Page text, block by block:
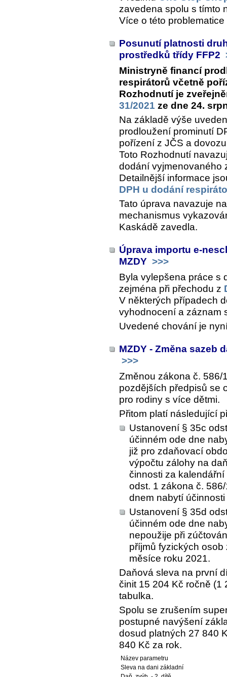
zavedena spolu s tímto
Více o této
Posunutí platnosti
prostředků třídy FFP2
Ministryně financí
respirátorů včetně
Rozhodnutí je
31/2021 ze dne 24.
Na základě výše
prodloužení prominutí
pořízení z JČS a
Toto Rozhodnutí
dodání vyjmenovaného
Detailnější informace
DPH u dodání
Tato úprava navazuje
mechanismus
Kaskádě zavedla.
Úprava importu e-
MZDY >>>
Byla vylepšena práce s
zejména při přechodu z
V některých případech
vyhodnocení a záznam
Uvedené chování je
MZDY - Změna sazeb
>>>
Změnou zákona č. 586/
pozdějších předpisů se
pro rodiny s více dětmi.
Přitom platí následující
Ustanovení § 35c
účinném ode dne
již pro zdaňovací
výpočtu zálohy na
činnosti za
odst. 1 zákona č.
dnem nabytí
Ustanovení § 35d
účinném ode dne
nepoužije při
příjmů fyzických
měsíce roku 2021.
Daňová sleva na první
činit 15 204 Kč ročně
tabulka.
Spolu se zrušením
postupné navýšení
dosud platných 27 840
840 Kč za rok.
Název parametru
Sleva na dani základní